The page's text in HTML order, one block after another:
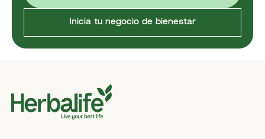
Inicia tu negocio de bienestar